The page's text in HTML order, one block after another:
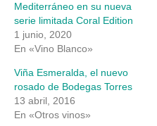
Mediterráneo en su nueva
serie limitada Coral Edition
1 junio, 2020
En «Vino Blanco»
Viña Esmeralda, el nuevo
rosado de Bodegas Torres
13 abril, 2016
En «Otros vinos»